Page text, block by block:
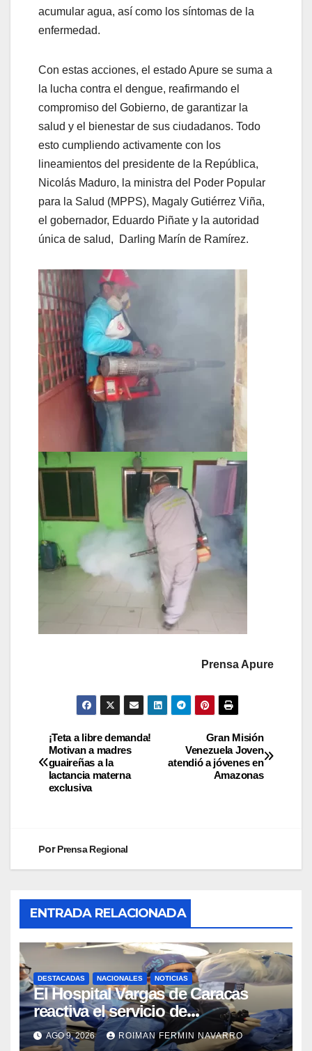
acumular agua, así como los síntomas de la
enfermedad.
Con estas acciones, el estado Apure se suma a
la lucha contra el dengue, reafirmando el
compromiso del Gobierno, de garantizar la
salud y el bienestar de sus ciudadanos. Todo
esto cumpliendo activamente con los
lineamientos del presidente de la República,
Nicolás Maduro, la ministra del Poder Popular
para la Salud (MPPS), Magaly Gutiérrez Viña,
el gobernador, Eduardo Piñate y la autoridad
única de salud, Darling Marín de Ramírez.
Prensa Apure
Gran Misión
Venezuela Joven
atendió a jóvenes en
Amazonas
¡Teta a libre demanda!
Motivan a madres
guaireñas a la
lactancia materna
exclusiva
PorPrensa Regional
ENTRADA RELACIONADA
DESTACADAS NACIONALES NOTICIAS
El Hospital Vargas de Caracas
reactiva el servicio de
Colangiopancreatografía
Retrógrada Endoscópica para
AGO 9, 2026 ROIMAN FERMIN NAVARRO